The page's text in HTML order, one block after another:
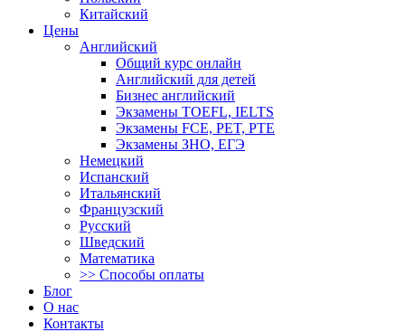
Китайский
Цены
Английский
Общий курс онлайн
Английский для детей
Бизнес английский
Экзамены TOEFL, IELTS
Экзамены FCE, PET, PTE
Экзамены ЗНО, ЕГЭ
Немецкий
Испанский
Итальянский
Французский
Русский
Шведский
Математика
>> Способы оплаты
Блог
О нас
Контакты